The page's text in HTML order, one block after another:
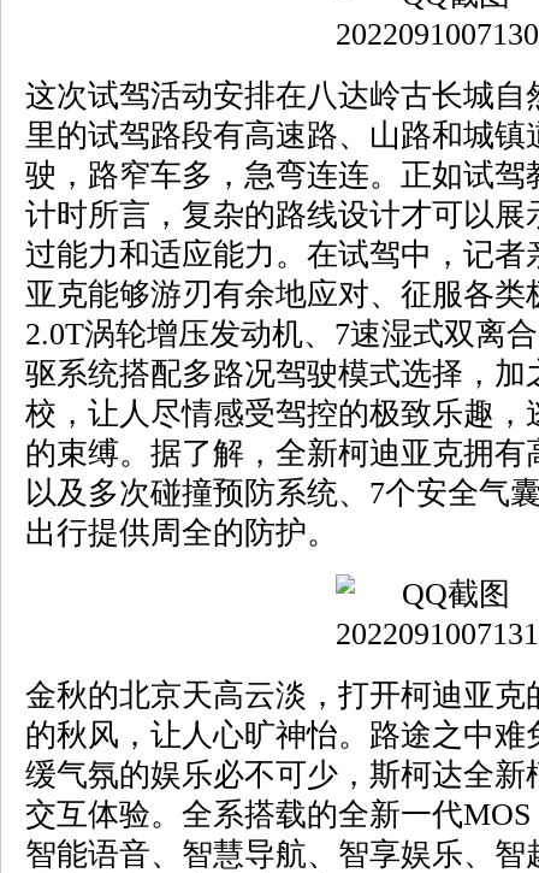
这次试驾活动安排在八达岭古长城
里的试驾路段有高速路、山路和城
驶，路窄车多，急弯连连。正如试
计时所言，复杂的路线设计才可以
过能力和适应能力。在试驾中，记
亚克能够游刃有余地应对、征服各
2.0T涡轮增压发动机、7速湿式双离
驱系统搭配多路况驾驶模式选择，
校，让人尽情感受驾控的极致乐趣
的束缚。据了解，全新柯迪亚克拥
以及多次碰撞预防系统、7个安全气
出行提供周全的防护。
金秋的北京天高云淡，打开柯迪亚
的秋风，让人心旷神怡。路途之中
缓气氛的娱乐必不可少，斯柯达全
交互体验。全系搭载的全新一代
智能语音、智慧导航、智享娱乐、